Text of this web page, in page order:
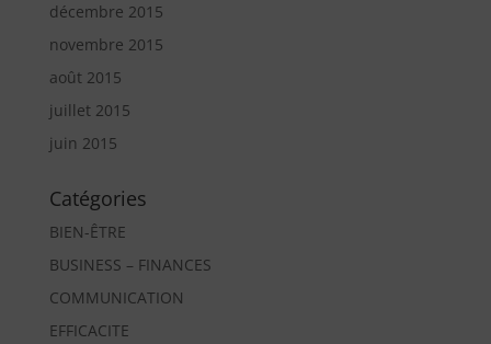
décembre 2015
novembre 2015
août 2015
juillet 2015
juin 2015
Catégories
BIEN-ÊTRE
BUSINESS – FINANCES
COMMUNICATION
EFFICACITE